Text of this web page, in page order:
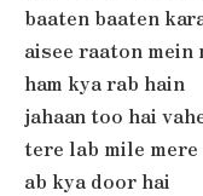
baaten baaten
aisee raaton mein
ham kya rab hain
jahaan too hai
tere lab mile
ab kya door hai